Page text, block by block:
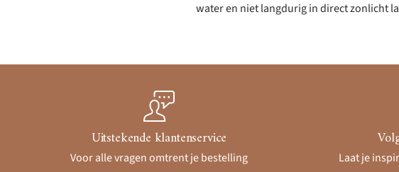
water en niet langdurig in direct zonlicht
Uitstekende klantenservice
Voor alle vragen omtrent je bestelling Laat je